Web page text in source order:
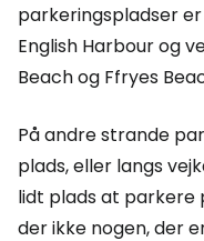
parkeringspladser
English Harbour og
Beach og Ffryes
På andre strande
plads, eller langs
lidt plads at parkere
der ikke nogen, der